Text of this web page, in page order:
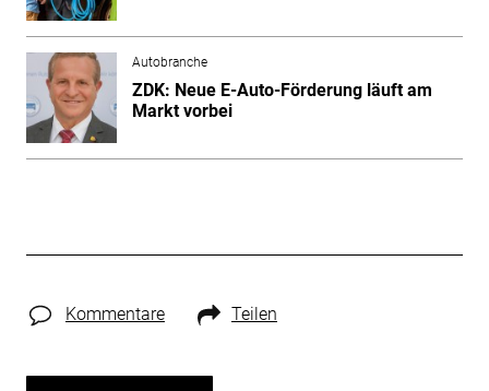
Autobranche
ZDK: Neue E-Auto-Förderung läuft am
Markt vorbei
Kommentare Teilen